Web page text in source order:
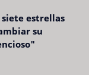
siete estrellas
su